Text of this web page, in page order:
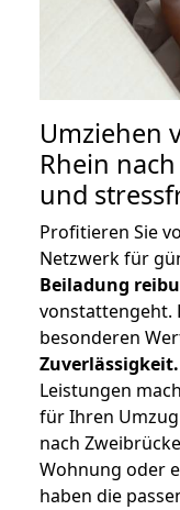
Umziehen
Rhein
und
Profitieren Sie
Netzwerk für
Beiladung
vonstattengeht.
besonderen
Zuverlässigkeit.
Leistungen
für Ihren
nach
Wohnung oder
haben die